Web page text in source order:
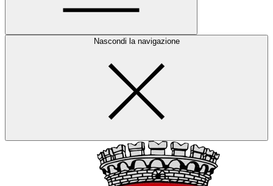
Nascondi la navigazione